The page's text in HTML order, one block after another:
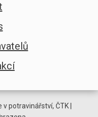
potravinářství, ČTK |